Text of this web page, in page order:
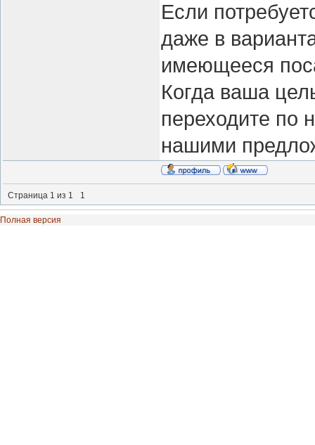
Если
даже в
имеющееся
Когда ваша
переходите по
нашими
Страница 1 из 1 1
Полная версия